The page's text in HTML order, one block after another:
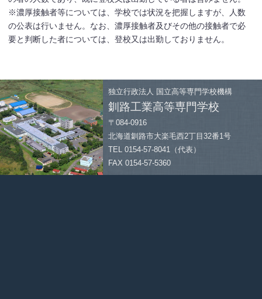
※濃厚接触者等については、学校では状況を把握しますが、人数
の公表は行いません。なお、濃厚接触者及びその他の接触者で必
要と判断した者については、登校又は出勤しておりません。
独立行政法人 国立高等専門学校機構
釧路工業高等専門学校
〒084-0916
北海道釧路市大楽毛西2丁目32番1号
TEL 0154-57-8041（代表）
FAX 0154-57-5360